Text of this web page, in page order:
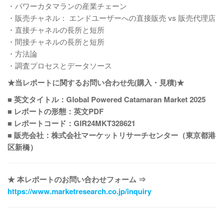
・パワーカタマランの産業チェーン
・販売チャネル： エンドユーザーへの直接販売 vs 販売代理店
・直接チャネルの長所と短所
・間接チャネルの長所と短所
・方法論
・調査プロセスとデータソース
★当レポートに関するお問い合わせ先(購入・見積)★
■ 英文タイトル：Global Powered Catamaran Market 2025
■ レポートの形態：英文PDF
■ レポートコード：GIR24MKT328621
■ 販売会社：株式会社マーケットリサーチセンター（東京都港
区新橋）
★ 本レポートのお問い合わせフォーム ⇒
https://www.marketresearch.co.jp/inquiry